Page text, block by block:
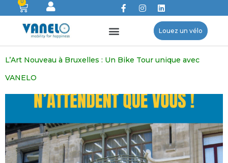
0
Louez un vélo
L’Art Nouveau à Bruxelles : Un Bike Tour unique avec
VANELO